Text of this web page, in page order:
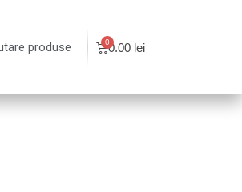
produse 0.00 lei